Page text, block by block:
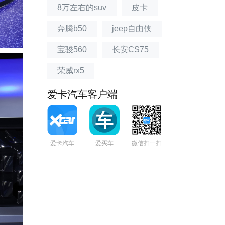
8万左右的suv 皮卡
奔腾b50 jeep自由侠
宝骏560 长安CS75
荣威rx5
爱卡汽车客户端
爱卡汽车 爱买车 微信扫一扫